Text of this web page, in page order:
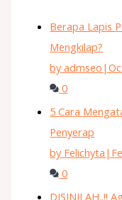
Berapa Lapis
Mengkilap?
by admseo |
0
5 Cara
Penyerap
by Felichyta |
0
DISINILAH..!!